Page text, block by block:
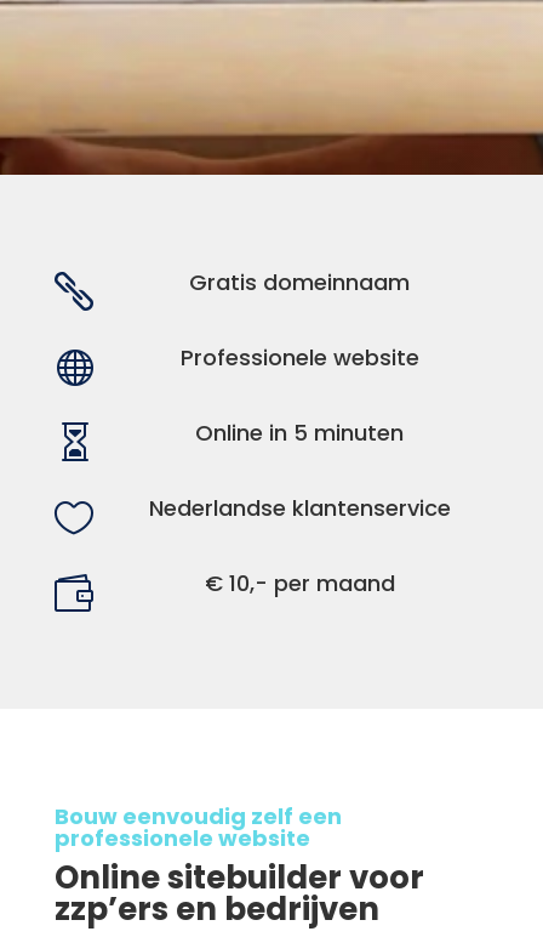
 Gratis domeinnaam
 Professionele website
 Online in 5 minuten
 Nederlandse klantenservice
 € 10,- per maand
Bouw eenvoudig zelf een
professionele website
Online sitebuilder voor
zzp’ers en bedrijven